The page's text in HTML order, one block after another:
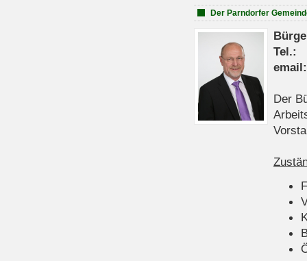
Der Parndorfer
Der